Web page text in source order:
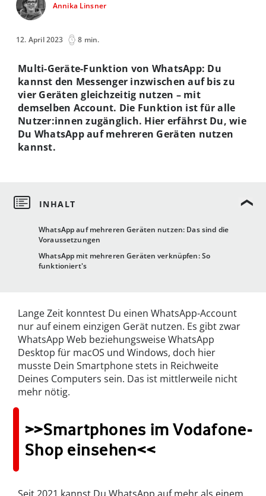
Annika Linsner
12. April 2023 8 min.
WhatsApp auf mehreren Geräten nutzen: Das sind die
Voraussetzungen
WhatsApp mit mehreren Geräten verknüpfen: So
funktioniert's
Multi-Geräte-Funktion von WhatsApp: Du
kannst den Messenger inzwischen auf bis zu
vier Geräten gleichzeitig nutzen – mit
demselben Account. Die Funktion ist für alle
Nutzer:innen zugänglich. Hier erfährst Du, wie
Du WhatsApp auf mehreren Geräten nutzen
kannst.
Lange Zeit konntest Du einen WhatsApp-Account
nur auf einem einzigen Gerät nutzen. Es gibt zwar
WhatsApp Web beziehungsweise WhatsApp
Desktop für macOS und Windows, doch hier
musste Dein Smartphone stets in Reichweite
Deines Computers sein. Das ist mittlerweile nicht
mehr nötig.
>>Smartphones im Vodafone-
Shop einsehen<<